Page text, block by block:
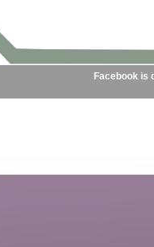
Facebook is